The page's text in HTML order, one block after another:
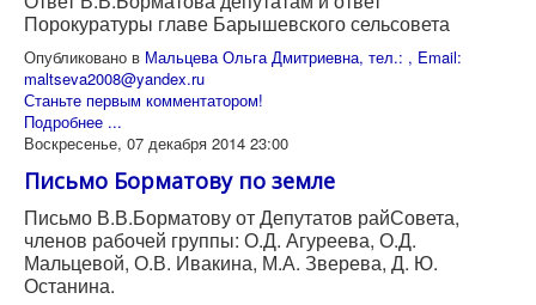
Порокуратуры главе Барышевского сельсовета
Опубликовано в Мальцева Ольга Дмитриевна, тел.: , Email:
maltseva2008@yandex.ru
Станьте первым комментатором!
Подробнее ...
Воскресенье, 07 декабря 2014 23:00
Письмо Борматову по земле
Письмо В.В.Борматову от Депутатов райСовета,
членов рабочей группы: О.Д. Агуреева, О.Д.
Мальцевой, О.В. Ивакина, М.А. Зверева, Д. Ю.
Останина.